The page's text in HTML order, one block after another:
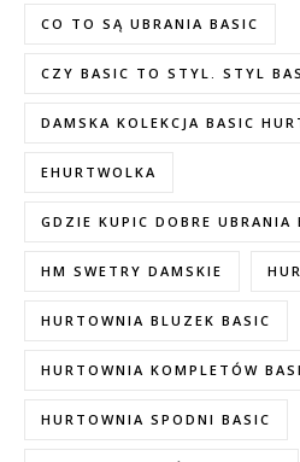
CO TO SĄ UBRANIA BASIC
CZY BASIC TO STYL. STYL
DAMSKA KOLEKCJA BASIC
EHURTWOLKA
GDZIE KUPIC DOBRE UBRANIA
HM SWETRY DAMSKIE
HURTOWNIA BLUZEK BASIC
HURTOWNIA KOMPLETÓW
HURTOWNIA SPODNI BASIC